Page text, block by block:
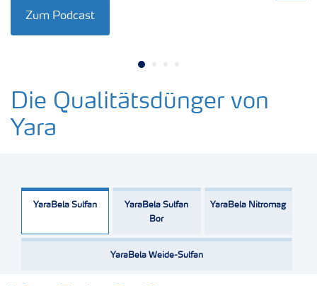
Zum Podcast
Die Qualitätsdünger von
Yara
YaraBela Sulfan
YaraBela Sulfan
Bor
YaraBela Nitromag
YaraBela Weide-Sulfan